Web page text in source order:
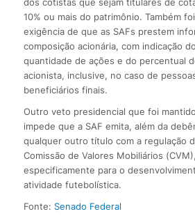
10% ou mais do patrimônio. Também
exigência de que as SAFs prestem
composição acionária, com indicação
quantidade de ações e do percentual
acionista, inclusive, no caso de
beneficiários finais.
Outro veto presidencial que foi
impede que a SAF emita, além da
qualquer outro título com a regulação
Comissão de Valores Mobiliários
especificamente para o
atividade futebolística.
Fonte: Senado Federal